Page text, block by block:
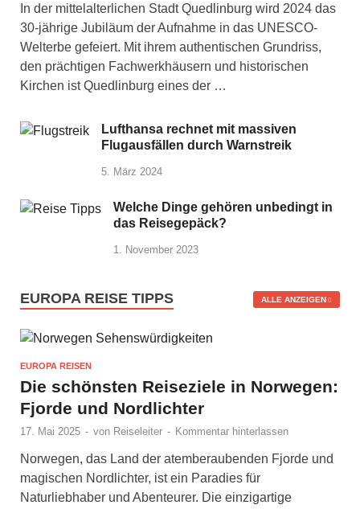
In der mittelalterlichen Stadt Quedlinburg wird 2024 das
30-jährige Jubiläum der Aufnahme in das UNESCO-
Welterbe gefeiert. Mit ihrem authentischen Grundriss,
den prächtigen Fachwerkhäusern und historischen
Kirchen ist Quedlinburg eines der …
Lufthansa rechnet mit massiven
Flugausfällen durch Warnstreik
5. März 2024
Welche Dinge gehören unbedingt in
das Reisegepäck?
1. November 2023
EUROPA REISE TIPPS ALLE ANZEIGEN
EUROPA REISEN
Die schönsten Reiseziele in Norwegen:
Fjorde und Nordlichter
17. Mai 2025 - von Reiseleiter - Kommentar hinterlassen
Norwegen, das Land der atemberaubenden Fjorde und
magischen Nordlichter, ist ein Paradies für
Naturliebhaber und Abenteurer. Die einzigartige